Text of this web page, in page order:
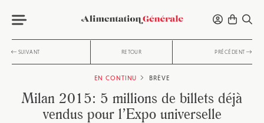
SUIVANT RETOUR PRÉCÉDENT
EN CONTINU BRÈVE
Milan 2015: 5 millions de billets déjà
vendus pour l’Expo universelle